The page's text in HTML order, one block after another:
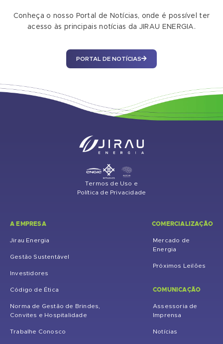
Conheça o nosso Portal de Notícias, onde é possível ter
acesso às principais notícias da JIRAU ENERGIA.
PORTAL DE NOTÍCIAS
Termos de Uso e
Política de Privacidade
A EMPRESA
Jirau Energia
Gestão Sustentável
Investidores
Código de Ética
Norma de Gestão de Brindes,
Convites e Hospitalidade
Trabalhe Conosco
COMERCIALIZAÇÃO
Mercado de
Energia
Próximos Leilões
COMUNICAÇÃO
Assessoria de
Imprensa
Notícias